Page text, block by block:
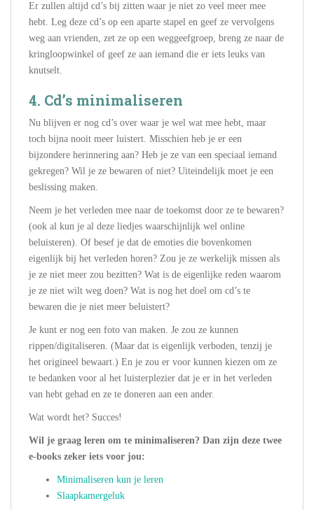
Er zullen altijd cd’s bij zitten waar je niet zo veel meer mee
hebt. Leg deze cd’s op een aparte stapel en geef ze vervolgens
weg aan vrienden, zet ze op een weggeefgroep, breng ze naar de
kringloopwinkel of geef ze aan iemand die er iets leuks van
knutselt.
4. Cd’s minimaliseren
Nu blijven er nog cd’s over waar je wel wat mee hebt, maar
toch bijna nooit meer luistert. Misschien heb je er een
bijzondere herinnering aan? Heb je ze van een speciaal iemand
gekregen? Wil je ze bewaren of niet? Uiteindelijk moet je een
beslissing maken.
Neem je het verleden mee naar de toekomst door ze te bewaren?
(ook al kun je al deze liedjes waarschijnlijk wel online
beluisteren). Of besef je dat de emoties die bovenkomen
eigenlijk bij het verleden horen? Zou je ze werkelijk missen als
je ze niet meer zou bezitten? Wat is de eigenlijke reden waarom
je ze niet wilt weg doen? Wat is nog het doel om cd’s te
bewaren die je niet meer beluistert?
Je kunt er nog een foto van maken. Je zou ze kunnen
rippen/digitaliseren. (Maar dat is eigenlijk verboden, tenzij je
het origineel bewaart.) En je zou er voor kunnen kiezen om ze
te bedanken voor al het luisterplezier dat je er in het verleden
van hebt gehad en ze te doneren aan een ander.
Wat wordt het? Succes!
Wil je graag leren om te minimaliseren? Dan zijn deze twee
e-books zeker iets voor jou:
Minimaliseren kun je leren
Slaapkamergeluk